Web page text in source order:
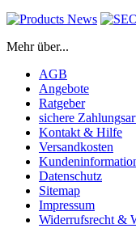
Mehr über...
AGB
Angebote
Ratgeber
sichere
Kontakt & Hilfe
Versandkosten
Datenschutz
Sitemap
Impressum
Widerrufsrecht &